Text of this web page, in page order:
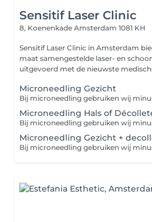
Sensitif Laser Clinic
8, Koenenkade Amsterdam 1081 KH
Sensitif Laser Clinic in Amsterdam
maat samengestelde laser- en
uitgevoerd met de nieuwste
Microneedling Gezicht
Microneedling Hals of
Microneedling Gezicht +